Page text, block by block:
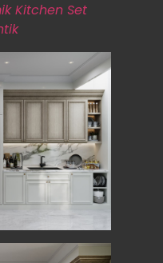
Kitchen Set